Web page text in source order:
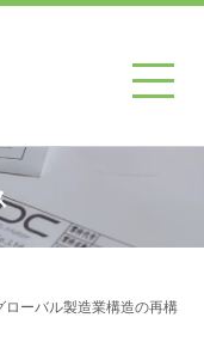
ーバル製造業構造の再構